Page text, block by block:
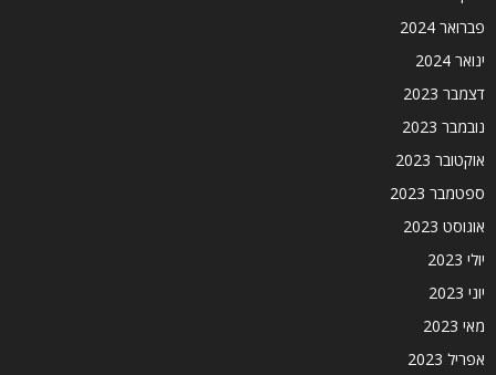
פברואר 2024
ינואר 2024
דצמבר 2023
נובמבר 2023
אוקטובר 2023
ספטמבר 2023
אוגוסט 2023
יולי 2023
יוני 2023
מאי 2023
אפריל 2023